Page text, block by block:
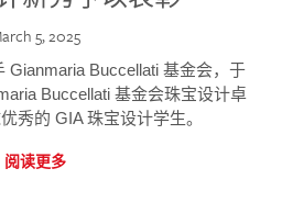
5, 2025
Gianmaria Buccellati 基金会，于
Buccellati 基金会珠宝设计卓
秀的 GIA 珠宝设计学生。
阅读更多